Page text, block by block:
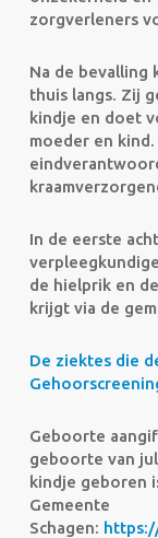
zorgverleners
Na de bevalling
thuis langs. Zij
kindje en doet
moeder en
In de eerste
de hielprik en
krijgt via de
De ziektes die
Geboorte
geboorte van
kindje geboren
Gemeente
Schagen: